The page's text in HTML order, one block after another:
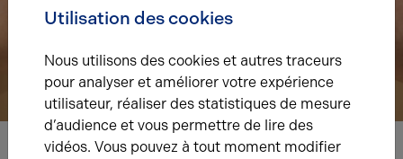
Utilisation des cookies
Nous utilisons des cookies et autres traceurs
pour analyser et améliorer votre expérience
utilisateur, réaliser des statistiques de mesure
d’audience et vous permettre de lire des
vidéos. Vous pouvez à tout moment modifier